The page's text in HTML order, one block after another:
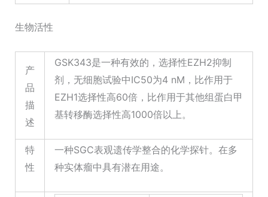
生物活性
产
品
描
述
GSK343是一种有效的，选择性EZH2抑制
剂，无细胞试验中IC50为4 nM，比作用于
EZH1选择性高60倍，比作用于其他组蛋白甲
基转移酶选择性高1000倍以上。
特
性
一种SGC表观遗传学整合的化学探针。在多
种实体瘤中具有潜在用途。